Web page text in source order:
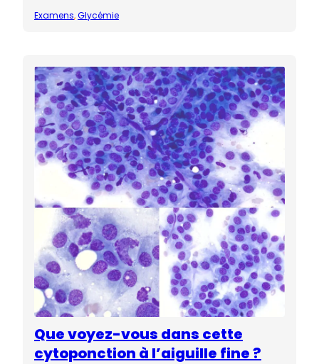
Examens, Glycémie
Que voyez-vous dans cette
cytoponction à l’aiguille fine ?